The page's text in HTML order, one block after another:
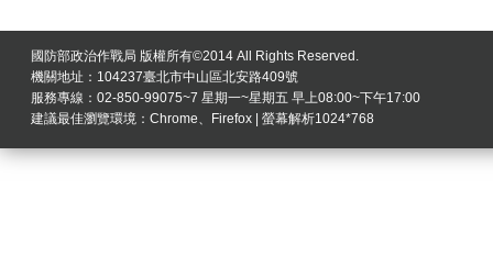
國防部政治作戰局 版權所有©2014 All Rights Reserved.
機關地址：104237臺北市中山區北安路409號
服務專線：02-850-99075~7 星期一~星期五 早上08:00~下午17:00
建議最佳瀏覽環境：Chrome、Firefox | 螢幕解析1024*768